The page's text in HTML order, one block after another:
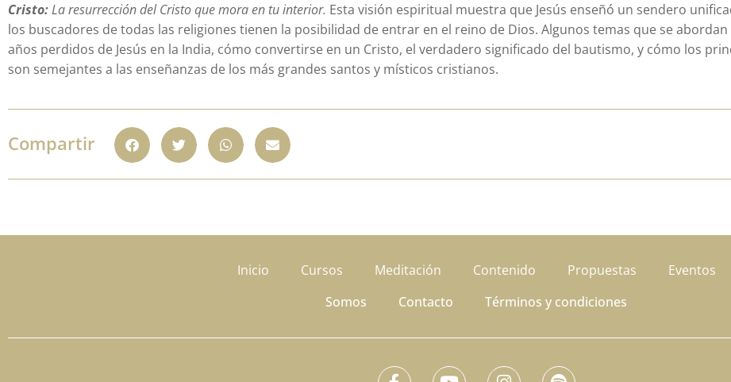
Cristo:La resurrección del Cristo que mora en tu interior. Esta visión espiritual muestra que Jesús enseñó un sendero
los buscadores de todas las religiones tienen la posibilidad de entrar en el reino de Dios. Algunos temas que se
años perdidos de Jesús en la India, cómo convertirse en un Cristo, el verdadero significado del bautismo, y cómo los
son semejantes a las enseñanzas de los más grandes santos y místicos cristianos.
Compartir
Inicio Cursos Meditación Contenido Propuestas
Eventos
Somos
Contacto Términos y condiciones